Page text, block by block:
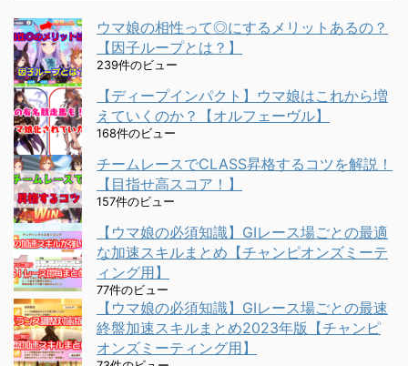
ウマ娘の相性って◎にするメリットあるの？
【因子ループとは？】
239件のビュー
【ディープインパクト】ウマ娘はこれから増
えていくのか？【オルフェーヴル】
168件のビュー
チームレースでCLASS昇格するコツを解説！
【目指せ高スコア！】
157件のビュー
【ウマ娘の必須知識】GⅠレース場ごとの最適
な加速スキルまとめ【チャンピオンズミーテ
ィング用】
77件のビュー
【ウマ娘の必須知識】GⅠレース場ごとの最速
終盤加速スキルまとめ2023年版【チャンピ
オンズミーティング用】